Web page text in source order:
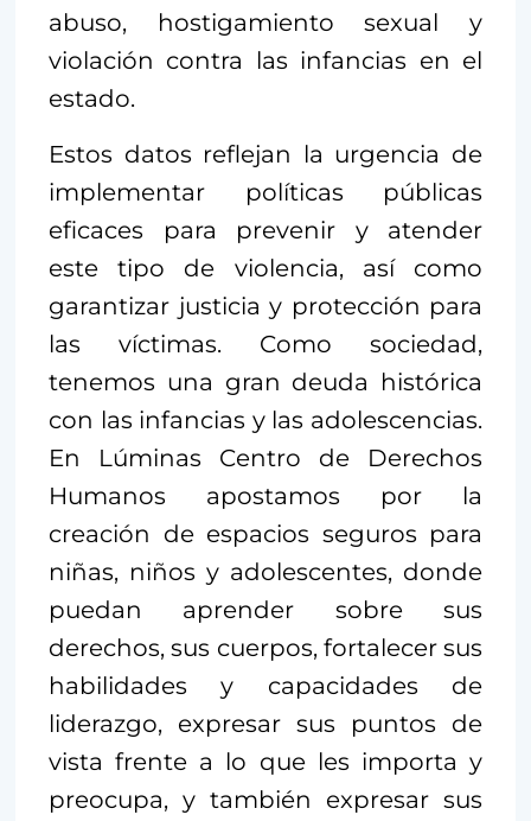
abuso, hostigamiento sexual y
violación contra las infancias en el
estado.
Estos datos reflejan la urgencia de
implementar políticas públicas
eficaces para prevenir y atender
este tipo de violencia, así como
garantizar justicia y protección para
las víctimas. Como sociedad,
tenemos una gran deuda histórica
con las infancias y las adolescencias.
En Lúminas Centro de Derechos
Humanos apostamos por la
creación de espacios seguros para
niñas, niños y adolescentes, donde
puedan aprender sobre sus
derechos, sus cuerpos, fortalecer sus
habilidades y capacidades de
liderazgo, expresar sus puntos de
vista frente a lo que les importa y
preocupa, y también expresar sus